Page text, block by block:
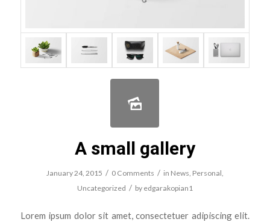
A small gallery
January 24, 2015 / 0 Comments / in News, Personal,
Uncategorized / by edgarakopian1
Lorem ipsum dolor sit amet, consectetuer adipiscing elit.